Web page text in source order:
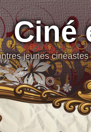
Ciné
jeunes